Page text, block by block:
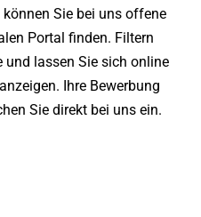
Sie bei uns offene
Portal finden. Filtern
und lassen Sie sich online
Ihre Bewerbung
Sie direkt bei uns ein.